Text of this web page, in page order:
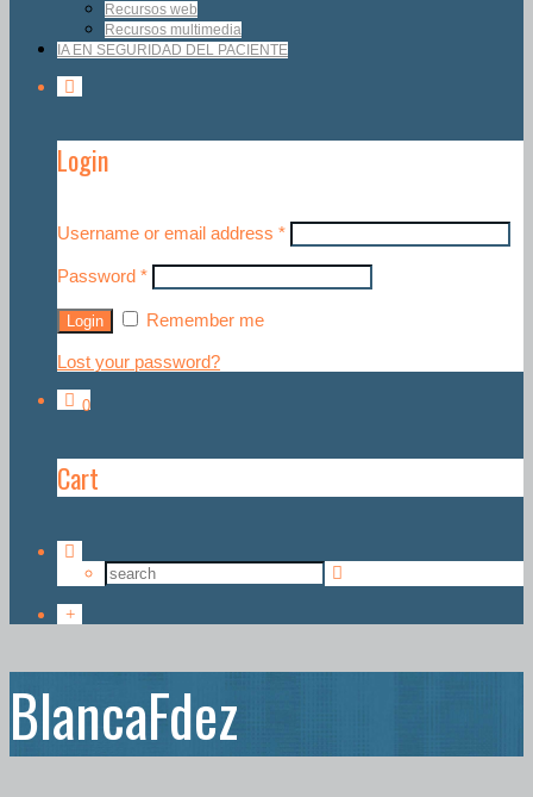
Recursos web
Recursos multimedia
IA EN SEGURIDAD DEL PACIENTE
Login
Username or email address *
Password *
Remember me
Lost your password?
0
Cart
BlancaFdez